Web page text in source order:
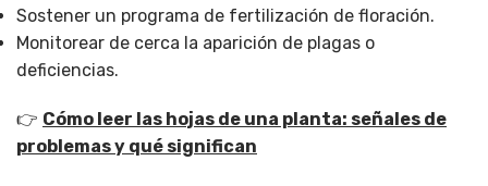
Sostener un programa de fertilización de floración.
Monitorear de cerca la aparición de plagas o
deficiencias.
👉 Cómo leer las hojas de una planta: señales de
problemas y qué significan